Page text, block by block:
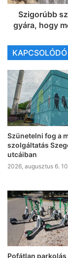
Szigorúbb
gyára, hogy
Szünetelni fog a
szolgáltatás
utcáiban
2026, augusztus 6.
Pofátlan parkolás